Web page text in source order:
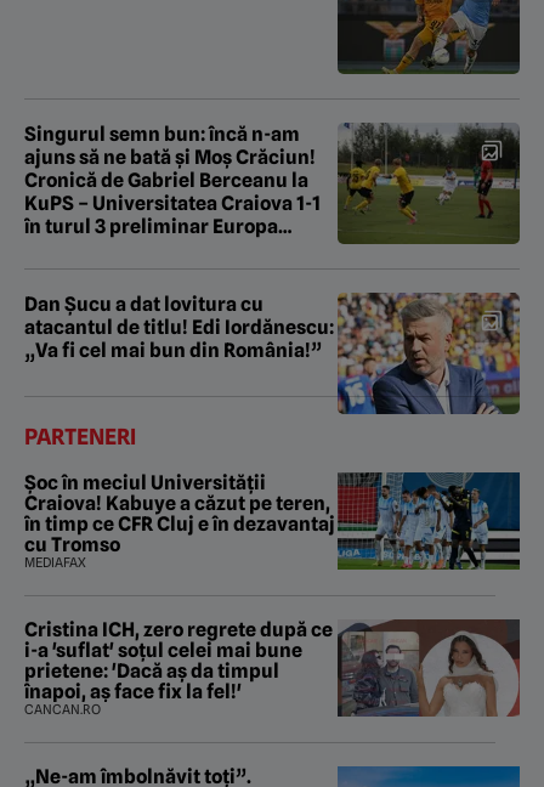
Singurul semn bun: încă n-am
ajuns să ne bată și Moș Crăciun!
Cronică de Gabriel Berceanu la
KuPS – Universitatea Craiova 1-1
în turul 3 preliminar Europa
Dan Șucu a dat lovitura cu
atacantul de titlu! Edi Iordănescu:
„Va fi cel mai bun din România!”
PARTENERI
Șoc în meciul Universității
Craiova! Kabuye a căzut pe teren,
în timp ce CFR Cluj e în dezavantaj
cu Tromso
MEDIAFAX
Cristina ICH, zero regrete după ce
i-a 'suflat' soțul celei mai bune
prietene: 'Dacă aș da timpul
înapoi, aș face fix la fel!'
CANCAN.RO
„Ne-am îmbolnăvit toți”.